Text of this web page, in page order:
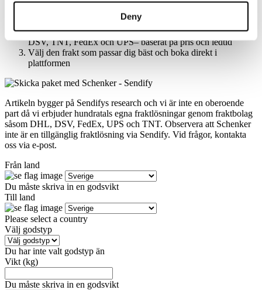
Deny
Gör en gratis sökning på din paket-, pall-, eller containerfrakt
Få automatiskt upp de bästa fraktprodukterna från DHL,
DSV, TNT, FedEx och UPS– baserat på pris och ledtid
Välj den frakt som passar dig bäst och boka direkt i
plattformen
Artikeln bygger på Sendifys research och vi är inte en oberoende
part då vi erbjuder hundratals egna fraktlösningar genom fraktbolag
såsom DHL, DSV, FedEx, UPS och TNT. Observera att Schenker
inte är en tillgänglig fraktlösning via Sendify. Vid frågor, kontakta
oss via e-post.
Från land
Du måste skriva in en godsvikt
Till land
Please select a country
Välj godstyp
Du har inte valt godstyp än
Vikt (kg)
Du måste skriva in en godsvikt